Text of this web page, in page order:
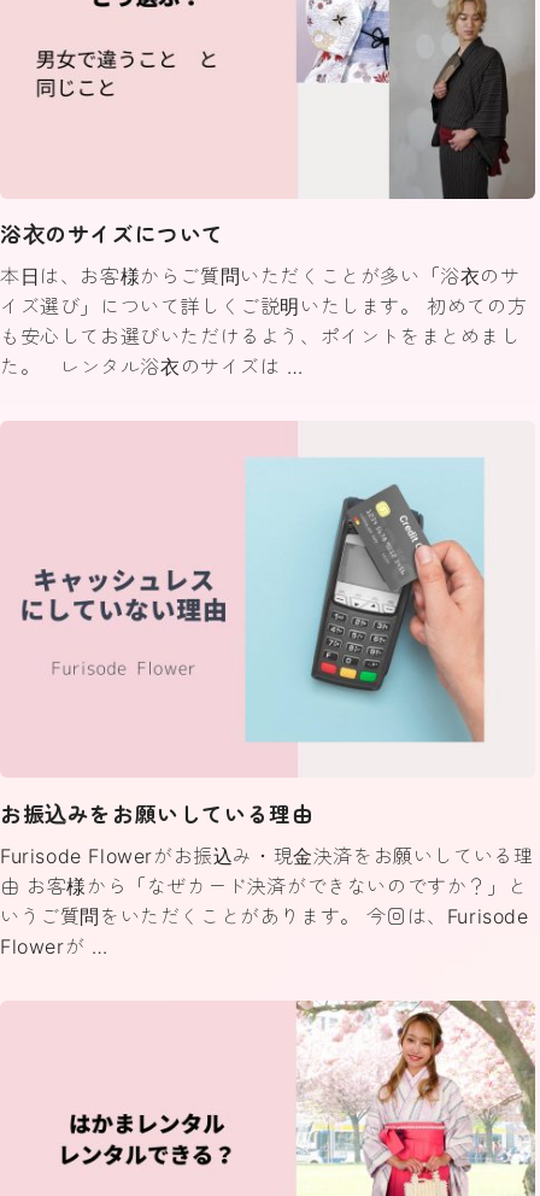
浴衣のサイズについて
本日は、お客様からご質問いただくことが多い「浴衣のサ
イズ選び」について詳しくご説明いたします。 初めての方
も安心してお選びいただけるよう、ポイントをまとめまし
た。 レンタル浴衣のサイズは …
お振込みをお願いしている理由
Furisode Flowerがお振込み・現金決済をお願いしている理
由 お客様から「なぜカード決済ができないのですか？」と
いうご質問をいただくことがあります。 今回は、Furisode
Flowerが …